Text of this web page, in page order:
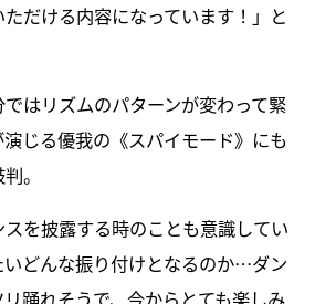
だける内容になっています！」と
はリズムのパターンが変わって緊
じる優我の《スパイモード》にも
。
を披露する時のことも意識してい
いどんな振り付けとなるのか…ダン